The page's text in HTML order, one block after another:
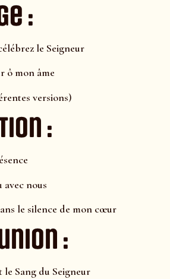
:
le Seigneur
ô mon âme
versions)
:
avec nous
le silence de mon cœur
:
Sang du Seigneur